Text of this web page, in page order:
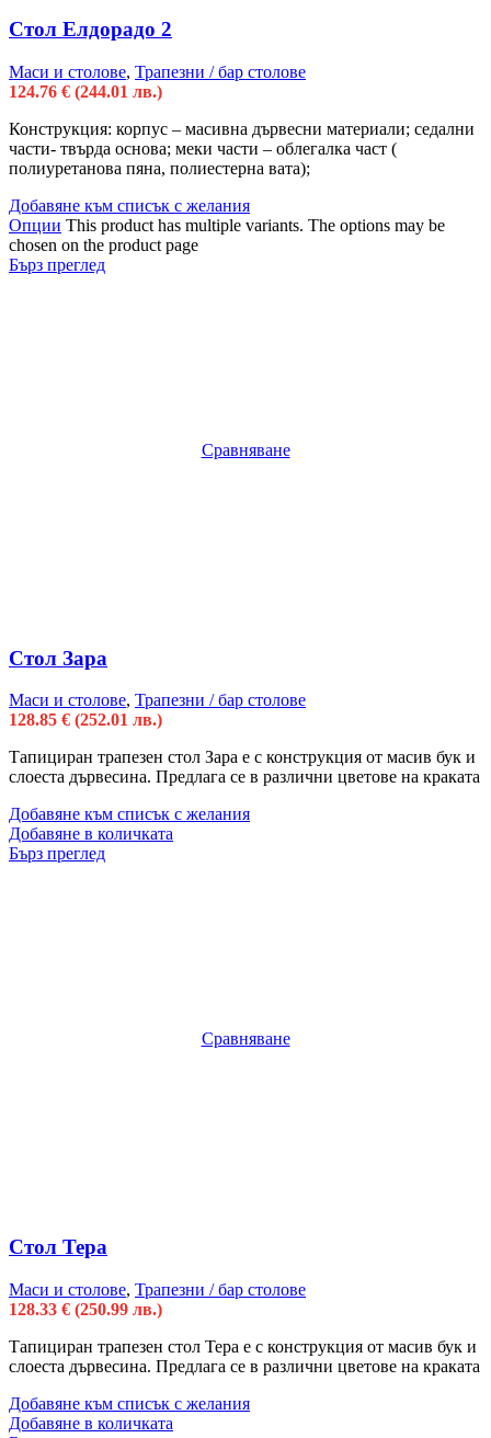
Стол Елдорадо 2
Маси и столове, Трапезни / бар столове
124.76 € (244.01 лв.)
Конструкция: корпус – масивна дървесни материали; седални
части- твърда основа; меки части – облегалка част (
полиуретанова пяна, полиестерна вата);
Добавяне към списък с желания
Опции This product has multiple variants. The options may be
chosen on the product page
Бърз преглед
Сравняване
Стол Зара
Маси и столове, Трапезни / бар столове
128.85 € (252.01 лв.)
Тапициран трапезен стол Зара е с конструкция от масив бук и
слоеста дървесина. Предлага се в различни цветове на краката
Добавяне към списък с желания
Добавяне в количката
Бърз преглед
Сравняване
Стол Тера
Маси и столове, Трапезни / бар столове
128.33 € (250.99 лв.)
Тапициран трапезен стол Тера е с конструкция от масив бук и
слоеста дървесина. Предлага се в различни цветове на краката
Добавяне към списък с желания
Добавяне в количката